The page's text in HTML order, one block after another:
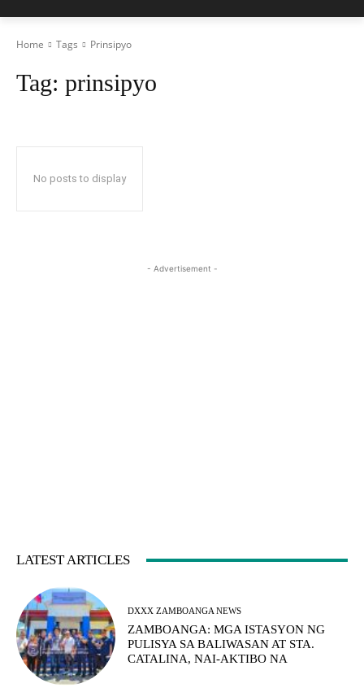
Home Tags Prinsipyo
Tag: prinsipyo
No posts to display
- Advertisement -
LATEST ARTICLES
DXXX ZAMBOANGA NEWS
ZAMBOANGA: MGA ISTASYON NG
PULISYA SA BALIWASAN AT STA.
CATALINA, NAI-AKTIBO NA